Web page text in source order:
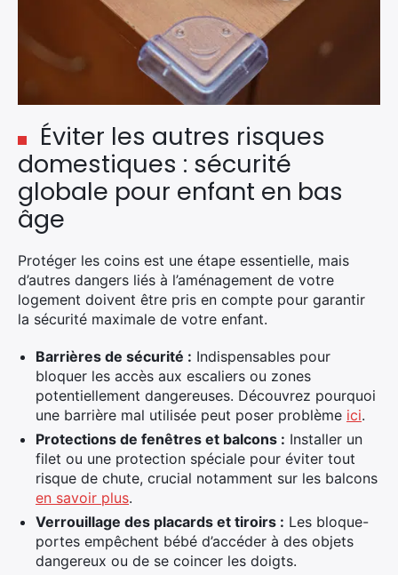
Éviter les autres risques
domestiques : sécurité
globale pour enfant en bas
âge
Protéger les coins est une étape essentielle, mais
d’autres dangers liés à l’aménagement de votre
logement doivent être pris en compte pour garantir
la sécurité maximale de votre enfant.
Barrières de sécurité : Indispensables pour
bloquer les accès aux escaliers ou zones
potentiellement dangereuses. Découvrez pourquoi
une barrière mal utilisée peut poser problème ici.
Protections de fenêtres et balcons : Installer un
filet ou une protection spéciale pour éviter tout
risque de chute, crucial notamment sur les balcons
en savoir plus.
Verrouillage des placards et tiroirs : Les bloque-
portes empêchent bébé d’accéder à des objets
dangereux ou de se coincer les doigts.